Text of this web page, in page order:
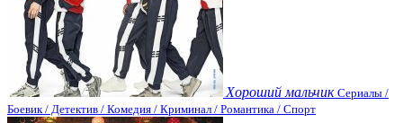
Хороший мальчик Сериалы /
Боевик / Детектив / Комедия / Криминал / Романтика / Спорт